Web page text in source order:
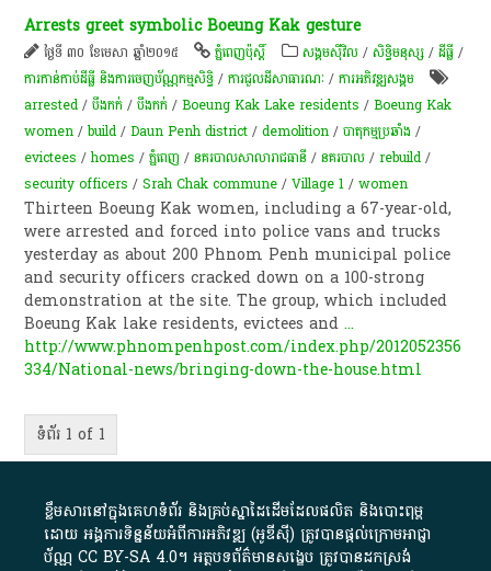
Arrests greet symbolic Boeung Kak gesture
ថ្ងៃទី ៣០ ខែមេសា ឆ្នាំ២០១៥ ភ្នំពេញប៉ុស្តិ៍ សង្គមស៊ីវិល /សិទ្ធិមនុស្ស /ដីធ្លី /
ការកាន់កាប់​ដីធ្លី និង​ការចេញ​ប័ណ្ណកម្មសិទ្ធិ​ /ការជួលដីសាធារណៈ /ការ​អភិវឌ្ឍ​សង្គម
arrested /បឹងកក់ /បឹងកក់ /Boeung Kak Lake residents /Boeung Kak
women /build /Daun Penh district /demolition /បាតុកម្មប្រឆាំង /
evictees /homes /ភ្នំពេញ /នគរបាលសាលារាជធានី /នគរបាល /rebuild /
security officers /Srah Chak commune /Village 1 /women
Thirteen Boeung Kak women, including a 67-year-old,
were arrested and forced into police vans and trucks
yesterday as about 200 Phnom Penh municipal police
and security officers cracked down on a 100-strong
demonstration at the site. The group, which included
Boeung Kak lake residents, evictees and...
http://www.phnompenhpost.com/index.php/2012052356
334/National-news/bringing-down-the-house.html
ទំព័រ 1 of 1
ខ្លឹមសារ​នៅ​ក្នុង​គេហទំព័រ និង​គ្រប់​ស្នា​ដៃ​ដើម​ដែល​ផលិត​ និង​បោះពុម្ព​
ដោយ​ អង្គការ​ទិន្នន័យ​អំពី​ការអភិវឌ្ឍ​​ (អូ​ឌី​ស៊ី)​ ត្រូវ​បាន​ផ្តល់​ក្រោម​អាជ្ញា
ប័ណ្ណ​CC BY-SA 4.0។​ អត្ថបទ​ព័ត៌មាន​សង្ខេប​ ត្រូវ​បាន​ដកស្រង់​